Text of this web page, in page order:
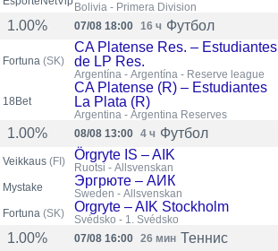
Bolivia - Primera Division
1.00%
07/08 18:00 16 ч Футбол
Fortuna (SK)
CA Platense Res. – Estudiantes
de LP Res.
Argentína - Argentína - Reserve league
18Bet
CA Platense (R) – Estudiantes
La Plata (R)
Argentina - Argentina Reserves
1.00% 08/08 13:00 4 ч Футбол
Veikkaus (FI) Örgryte IS – AIK
Ruotsi - Allsvenskan
Mystake Эргрюте – АИК
Sweden - Allsvenskan
Fortuna (SK) Orgryte – AIK Stockholm
Švédsko - 1. Švédsko
1.00% 07/08 16:00 26 мин Теннис